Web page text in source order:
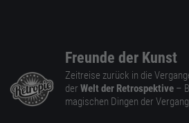
Freunde der Kunst
Zeitreise zurück in die
der Welt der Retrospektive –
magischen Dingen der